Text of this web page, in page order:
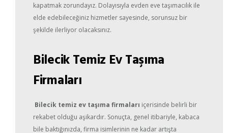
kapatmak zorundayız. Dolayısıyla evden eve taşımacılık ile
elde edebileceğiniz hizmetler sayesinde, sorunsuz bir
şekilde ilerliyor olacaksınız.
Bilecik Temiz Ev Taşıma
Firmaları
Bilecik temiz ev taşıma firmaları içerisinde belirli bir
rekabet olduğu aşikardır. Sonuçta, genel itibariyle, kabaca
bile baktığınızda, firma isimlerinin ne kadar artışta